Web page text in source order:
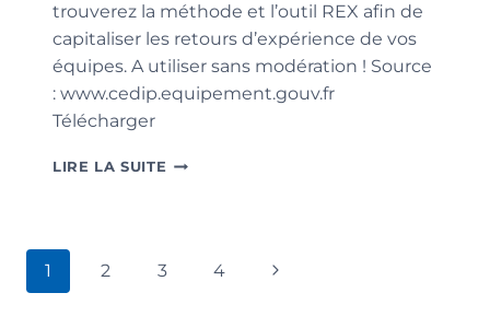
trouverez la méthode et l’outil REX afin de
capitaliser les retours d’expérience de vos
équipes. A utiliser sans modération ! Source
: www.cedip.equipement.gouv.fr
Télécharger
LIRE LA SUITE MODÈLE
Navigation
1 2 3 4
Page